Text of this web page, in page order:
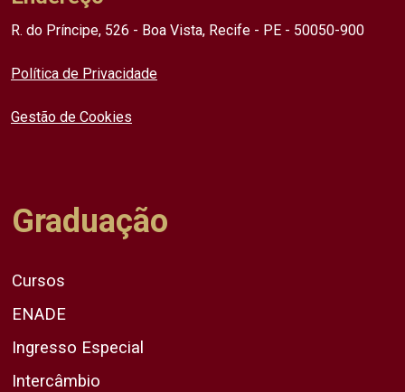
R. do Príncipe, 526 - Boa Vista, Recife - PE - 50050-900
Política de Privacidade
Gestão de Cookies
Graduação
Cursos
ENADE
Ingresso Especial
Intercâmbio